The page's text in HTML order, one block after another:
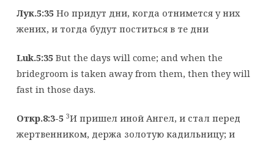
Лук.5:35Но придут дни, когда отнимется у них
жених, и тогда будут поститься в те дни
Luk.5:35But the days will come; and when the
bridegroom is taken away from them, then they will
fast in those days.
Откр.8:3-5 3И пришел иной Ангел, и стал перед
жертвенником, держа золотую кадильницу; и